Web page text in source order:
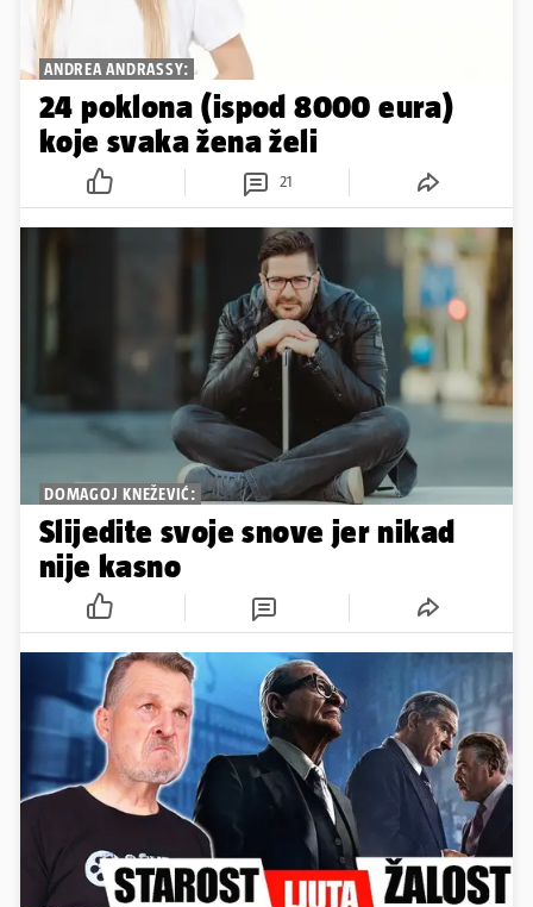
ANDREA ANDRASSY:
24 poklona (ispod 8000 eura)
koje svaka žena želi
21
DOMAGOJ KNEŽEVIĆ:
Slijedite svoje snove jer nikad
nije kasno